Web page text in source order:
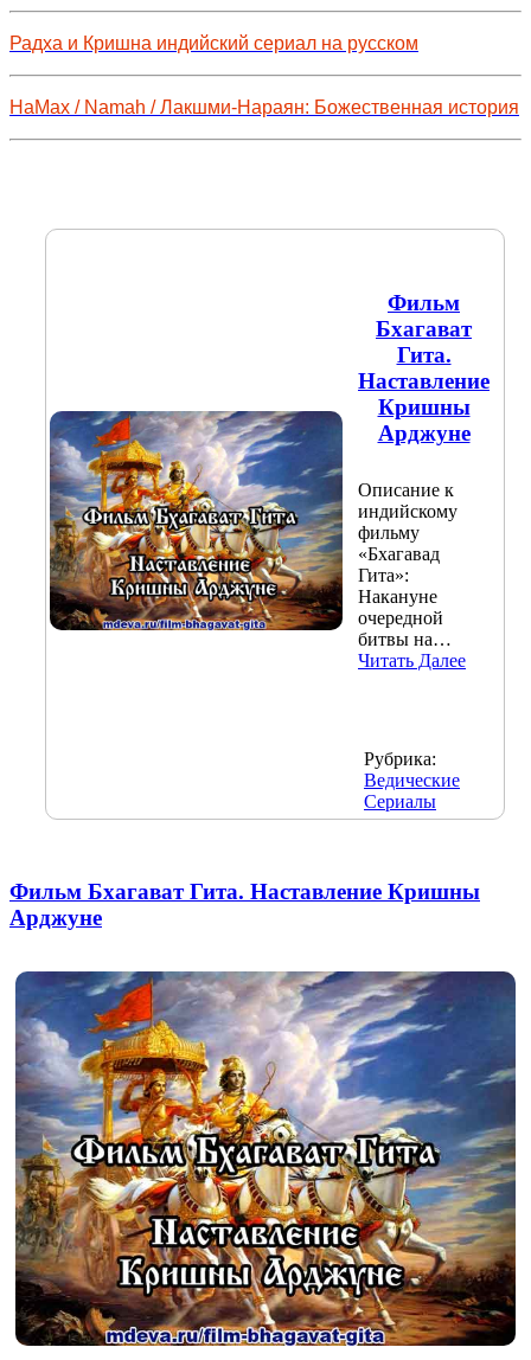
Радха и Кришна индийский сериал на русском
НаМах / Namah / Лакшми-Нараян: Божественная история
Фильм
Бхагават
Гита.
Наставление
Кришны
Арджуне
Описание к
индийскому
фильму
«Бхагавад
Гита»:
Накануне
очередной
битвы на…
Читать Далее
Рубрика:
Ведические
Сериалы
Фильм Бхагават Гита. Наставление Кришны
Арджуне